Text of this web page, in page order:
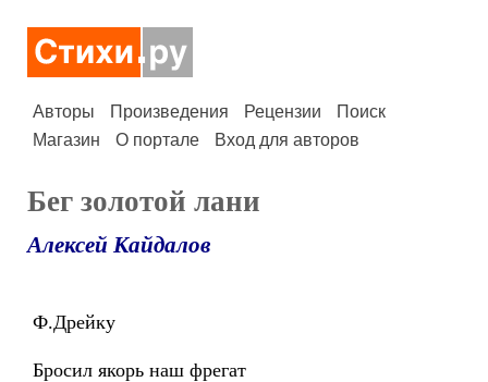
Авторы Произведения Рецензии
Поиск
Магазин
О портале Вход для авторов
Бег золотой лани
Алексей Кайдалов
Ф.Дрейку
Бросил якорь наш фрегат